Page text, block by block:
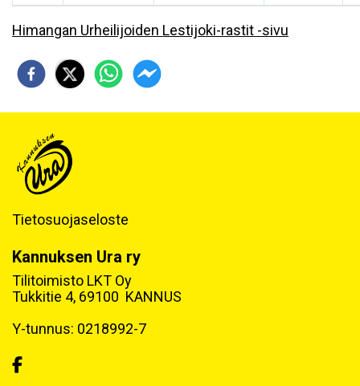
Himangan Urheilijoiden Lestijoki-rastit -sivu
Tietosuojaseloste
Kannuksen Ura ry
Tilitoimisto LKT Oy
Tukkitie 4, 69100 KANNUS
Y-tunnus: 0218992-7